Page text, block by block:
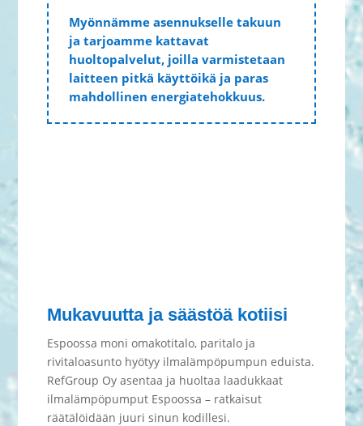
Myönnämme asennukselle takuun
ja tarjoamme kattavat
huoltopalvelut, joilla varmistetaan
laitteen pitkä käyttöikä ja paras
mahdollinen energiatehokkuus.
Mukavuutta ja säästöä kotiisi
Espoossa moni omakotitalo, paritalo ja
rivitaloasunto hyötyy ilmalämpöpumpun eduista.
RefGroup Oy asentaa ja huoltaa laadukkaat
ilmalämpöpumput Espoossa – ratkaisut
räätälöidään juuri sinun kodillesi.